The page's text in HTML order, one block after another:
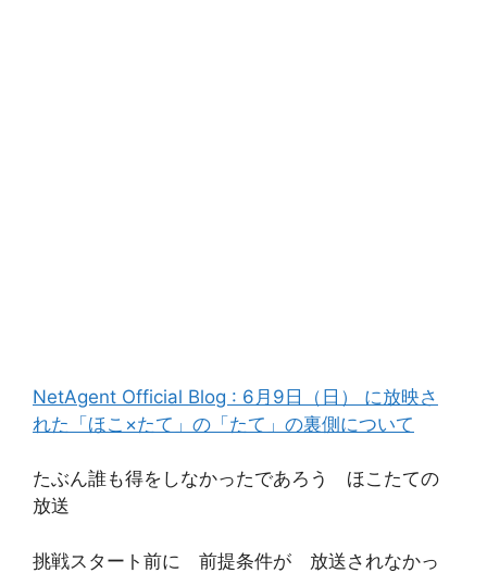
NetAgent Official Blog : 6月9日（日） に放映さ
れた「ほこ×たて」の「たて」の裏側について
たぶん誰も得をしなかったであろう ほこたての
放送
挑戦スタート前に 前提条件が 放送されなかっ